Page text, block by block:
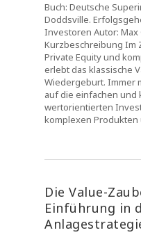
Buch: Deutsche
Doddsville.
Investoren Autor: Max
Kurzbeschreibung Im
Private Equity und
erlebt das klassische
Wiedergeburt. Immer
auf die einfachen und
wertorientierten
komplexen
Die Value-
Einführung in